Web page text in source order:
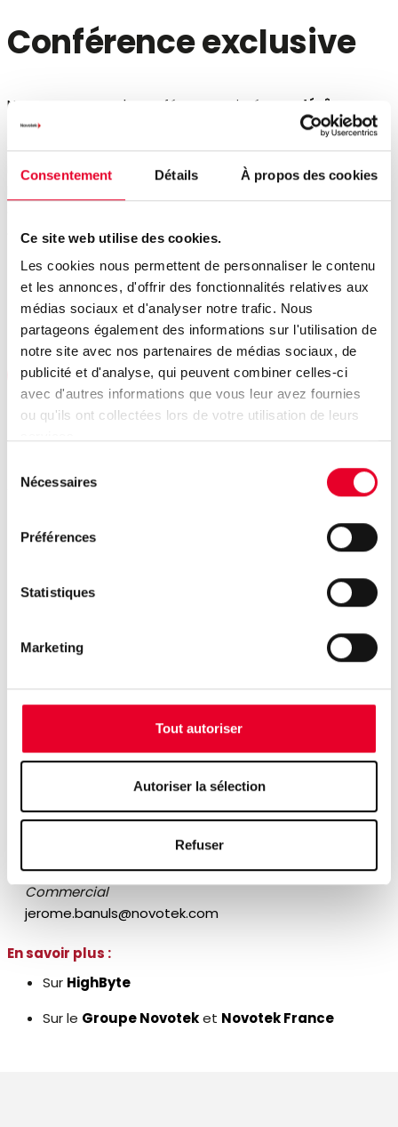
Consentement Détails À propos des cookies
Ce site web utilise des cookies.
Les cookies nous permettent de personnaliser le contenu
et les annonces, d'offrir des fonctionnalités relatives aux
médias sociaux et d'analyser notre trafic. Nous
partageons également des informations sur l'utilisation de
notre site avec nos partenaires de médias sociaux, de
publicité et d'analyse, qui peuvent combiner celles-ci
avec d'autres informations que vous leur avez fournies
ou qu'ils ont collectées lors de votre utilisation de leurs
Nécessaires
Préférences
Statistiques
Marketing
Tout autoriser
Autoriser la sélection
Refuser
Conférence exclusive
Ne manquez pas la conférence animée par
Jérôme
Banuls
Commercial de Novotek France et expert en DataOps
industriel.
Il vous expliquera comment intégrer efficacement vos
gagner en performance et en réactivité.
Retrouvez-nous à Industrie Time 2025 pour en savoir
plus sur le DataOps industriel et découvrir comment
orchestrer efficacement les données essentielles à
l’évolution de votre entreprise.
Inscription Gratuite avec le code VIP_NOVOTEK_IT
Au plaisir de vous
rencontrer et
Directeur Développement
Commercial
jerome.banuls@novotek.com
En savoir plus :
Sur HighByte
Sur le Groupe Novoteket Novotek France